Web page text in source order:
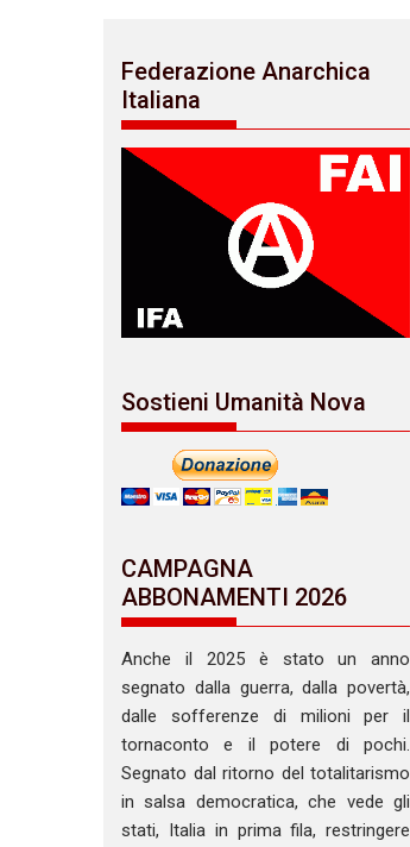
Federazione Anarchica
Italiana
Sostieni Umanità Nova
CAMPAGNA
ABBONAMENTI 2026
Anche il 2025 è stato un anno
segnato dalla guerra, dalla povertà,
dalle sofferenze di milioni per il
tornaconto e il potere di pochi.
Segnato dal ritorno del totalitarismo
in salsa democratica, che vede gli
stati, Italia in prima fila, restringere